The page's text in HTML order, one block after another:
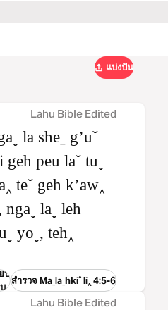
แบ่งปัน
Lahu Bible Edited
la sheˍ gʼuˇ
peu laˇ tuˬ
teˇ geh kʼaw‸
ngaˬ laˬ leh
yoˬ, teh‸
บ
สำรวจ Maˍlaˍhkiˆ li‸ 4:5-6
Lahu Bible Edited